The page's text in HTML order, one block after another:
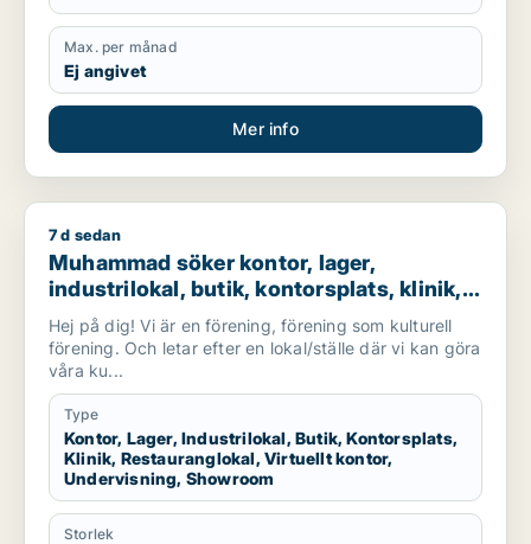
Max. per månad
Ej angivet
Mer info
Muhammad söker kontor, lager, industrilokal, butik,
7 d sedan
Muhammad söker kontor, lager,
industrilokal, butik, kontorsplats, klinik,
restauranglokal, virtuellt kontor,
undervisning eller showroom för
uthyrning i Botkyrka eller Södertälje
Hej på dig! Vi är en förening, förening som kulturell
förening. Och letar efter en lokal/ställe där vi kan göra
våra ku...
Type
Kontor, Lager, Industrilokal, Butik, Kontorsplats,
Klinik, Restauranglokal, Virtuellt kontor,
Undervisning, Showroom
Storlek